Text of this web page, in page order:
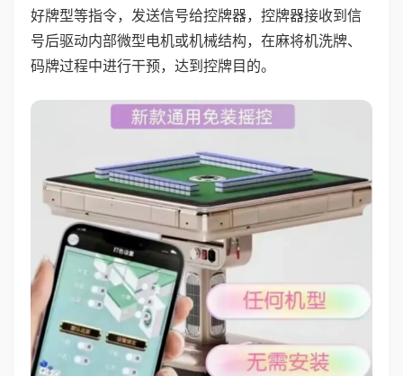
好牌型等指令，发送信号给控牌器，控牌器接收到信
号后驱动内部微型电机或机械结构，在麻将机洗牌、
码牌过程中进行干预，达到控牌目的。